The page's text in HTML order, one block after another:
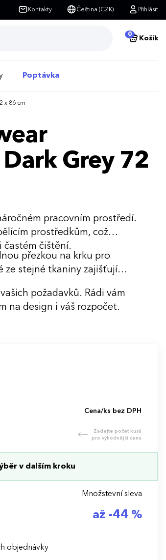
Kontakty Čeština (CZK) Přihlásit
0
Košík
Poptávka
x 86 cm
Grey 72
pracovním prostředí.
prostředkům, což
častém čištění.
přezkou na krku pro
ze stejné tkaniny zajišťují
požadavků. Rádi vám
na design i váš rozpočet.
Cena/ks bez DPH
Zadejte počet kusů
pro výhodnější cenu
v dalším kroku
Množstevní sleva
až -44 %
objednávky